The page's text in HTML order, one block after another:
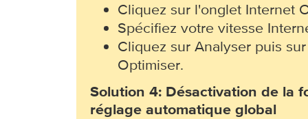
Cliquez sur l'onglet Internet
Spécifiez votre vitesse
Cliquez sur Analyser puis
Optimiser.
Solution 4: Désactivation de la
réglage automatique global